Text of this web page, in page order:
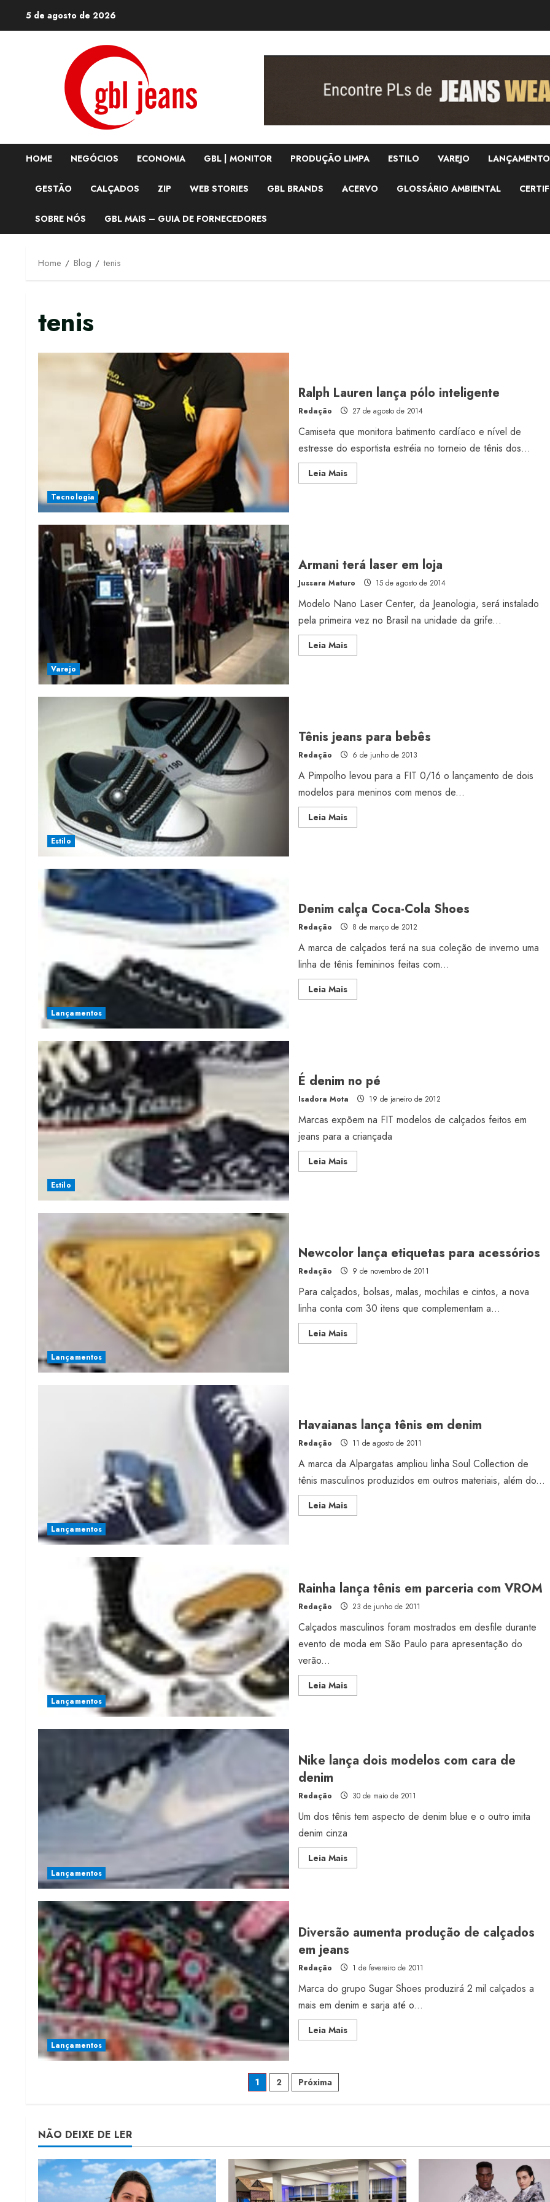
5 de agosto de 2026
HOME NEGÓCIOS ECONOMIA GBL | MONITOR PRODUÇÃO LIMPA ESTILO VAREJO
GESTÃO CALÇADOS ZIP WEB STORIES GBL BRANDS ACERVO GLOSSÁRIO AMBIENTAL
SOBRE NÓS GBL MAIS – GUIA DE FORNECEDORES
Home Blog tenis
tenis
Tecnologia
Ralph Lauren lança pólo inteligente
Redação 27 de agosto de 2014
Camiseta que monitora batimento cardíaco e nível de
estresse do esportista estréia no torneio de tênis dos...
Leia MaisRead
more
Varejo
Armani terá laser em loja
Jussara Maturo 15 de agosto de 2014
Modelo Nano Laser Center, da Jeanologia, será instalado
pela primeira vez no Brasil na unidade da grife...
Leia MaisRead
more
Estilo
Tênis jeans para bebês
Redação 6 de junho de 2013
A Pimpolho levou para a FIT 0/16 o lançamento de dois
modelos para meninos com menos de...
Leia MaisRead
more
Lançamentos
Denim calça Coca-Cola Shoes
Redação 8 de março de 2012
A marca de calçados terá na sua coleção de inverno uma
linha de tênis femininos feitas com...
Leia MaisRead
more
Estilo
É denim no pé
Isadora Mota 19 de janeiro de 2012
Marcas expõem na FIT modelos de calçados feitos em
jeans para a criançada
Leia MaisRead
more
Lançamentos
Newcolor lança etiquetas para acessórios
Redação 9 de novembro de 2011
Para calçados, bolsas, malas, mochilas e cintos, a nova
linha conta com 30 itens que complementam a...
Leia MaisRead
more
Lançamentos
Havaianas lança tênis em denim
Redação 11 de agosto de 2011
A marca da Alpargatas ampliou linha Soul Collection de
tênis masculinos produzidos em outros materiais, além do...
Leia MaisRead
more
Lançamentos
Rainha lança tênis em parceria com VROM
Redação 23 de junho de 2011
Calçados masculinos foram mostrados em desfile durante
evento de moda em São Paulo para apresentação do
verão...
Leia MaisRead
more
VROM
Lançamentos
Nike lança dois modelos com cara de
denim
Redação 30 de maio de 2011
Um dos tênis tem aspecto de denim blue e o outro imita
denim cinza
Leia MaisRead
more
de
Lançamentos
Diversão aumenta produção de calçados
em jeans
Redação 1 de fevereiro de 2011
Marca do grupo Sugar Shoes produzirá 2 mil calçados a
mais em denim e sarja até o...
Leia MaisRead
more
Paginação
1 2 Próxima
Estilo
NÃO DEIXE DE LER